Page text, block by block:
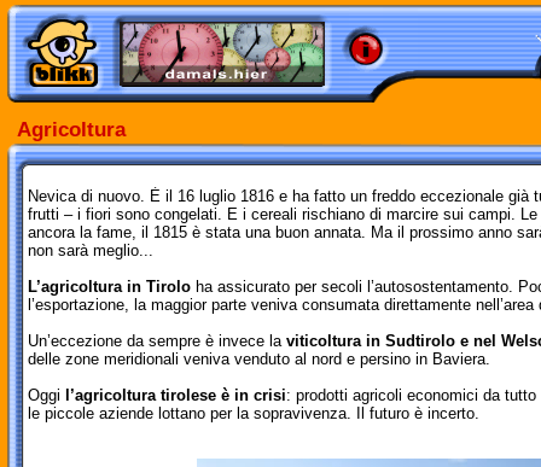
Agricoltura
Nevica di nuovo. È il 16 luglio 1816 e ha fatto un freddo eccezionale già
frutti – i fiori sono congelati. E i cereali rischiano di marcire sui campi.
ancora la fame, il 1815 è stata una buon annata. Ma il prossimo anno
non sarà meglio...
L’agricoltura in Tirolo ha assicurato per secoli l’autosostentamento.
l’esportazione, la maggior parte veniva consumata direttamente
Un’eccezione da sempre è invece la viticoltura in Sudtirolo e nel
delle zone meridionali veniva venduto al nord e persino in Baviera.
Oggi l’agricoltura tirolese è in crisi: prodotti agricoli economici da
le piccole aziende lottano per la sopravivenza. Il futuro è incerto.